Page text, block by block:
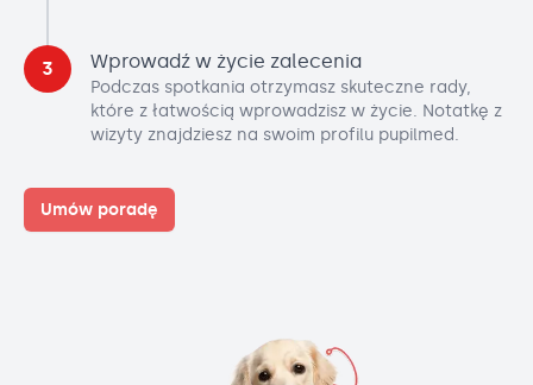
3 Wprowadź w życie zalecenia
Podczas spotkania otrzymasz skuteczne rady,
które z łatwością wprowadzisz w życie. Notatkę z
wizyty znajdziesz na swoim profilu pupilmed.
Umów poradę